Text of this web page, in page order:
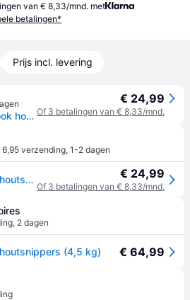
van € 8,33/mnd. met
betalingen*
Prijs incl. levering
Kamado Joe Eiken rook houtsnippers
€ 24,99
Of 3 betalingen van € 8,33/mnd.
6,95 verzending, 1-2 dagen
Kamado Joe Eiken rook houtsnippers € 24,99
Of 3 betalingen van € 8,33/mnd.
, 2 dagen
(4,5 kg) € 64,99